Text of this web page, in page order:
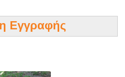
Εγγραφής